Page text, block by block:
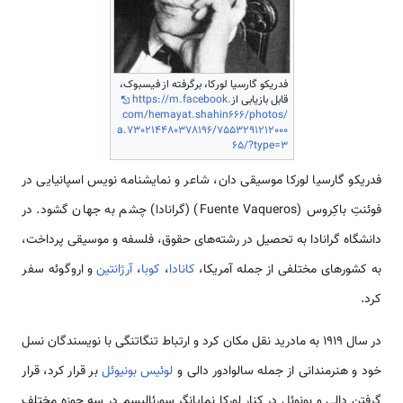
فدریکو گارسیا لورکا، برگرفته از فیسبوک،
قابل بازیابی ازhttps://m.facebook.
com/hemayat.shahin666/photos/
a.730214480378196/7553291212000
65/?type=3
فدریکو گارسیا لورکا موسیقی دان، شاعر و نمایشنامه نویس اسپانیایی در
فوئنتِ باکِروس (Fuente Vaqueros) (گرانادا) چشم به جهان گشود. در
دانشگاه گرانادا به تحصیل در رشته‌های حقوق، فلسفه و موسیقی پرداخت،
به کشورهای مختلفی از جمله آمریکا، کانادا، کوبا،آرژانتینو اروگوئه سفر
کرد.
در سال 1919 به مادرید نقل مکان کرد و ارتباط تنگاتنگی با نویسندگان نسل
خود و هنرمندانی از جمله سالوادور دالی و لوئیس بونیوئلبر قرار کرد، قرار